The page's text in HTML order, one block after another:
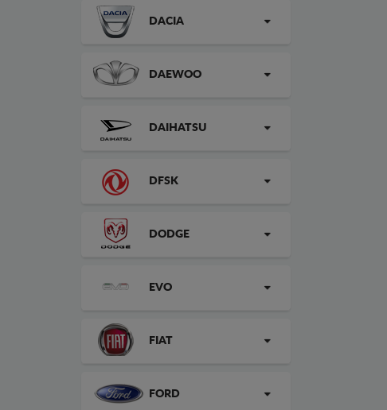
DACIA
DAEWOO
DAIHATSU
DFSK
DODGE
EVO
FIAT
FORD